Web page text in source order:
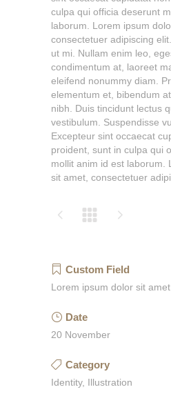
culpa qui officia deserunt
laborum. Lorem ipsum
consectetuer adipiscing
ut mi. Nullam enim leo,
condimentum at, laoreet
eleifend nonummy diam.
elementum et, bibendum
nibh. Duis tincidunt lectus
vestibulum. Suspendisse
Excepteur sint occaecat
proident, sunt in culpa qui
mollit anim id est laborum.
sit amet, consectetuer
Custom Field
Lorem ipsum dolor sit amet
Date
20 November
Category
Identity, Illustration